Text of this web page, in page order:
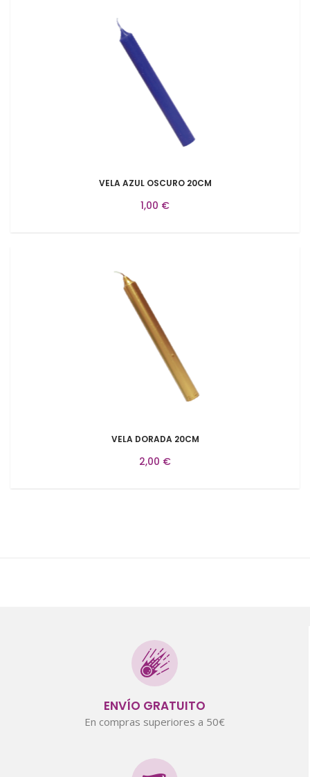
VELA AZUL OSCURO 20CM
1,00 €
VELA DORADA 20CM
2,00 €
ENVÍO GRATUITO
En compras superiores a 50€